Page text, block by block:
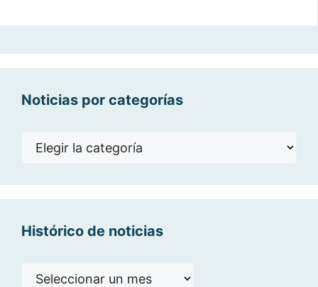
Noticias por categorías
Noticias
Histórico de noticias
Histórico